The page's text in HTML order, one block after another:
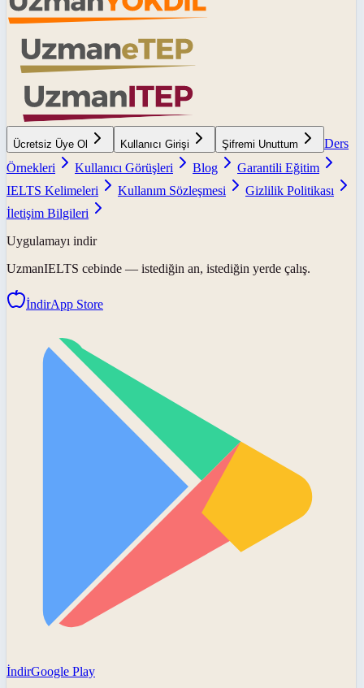
Ücretsiz Üye Ol Kullanıcı Girişi Şifremi Unuttum
Ders
Örnekleri
Kullanıcı Görüşleri Blog
Garantili Eğitim
IELTS Kelimeleri
Kullanım Sözleşmesi
Gizlilik Politikası
İletişim Bilgileri
Uygulamayı indir
UzmanIELTS cebinde — istediğin an, istediğin yerde çalış.
İndirApp Store
İndirGoogle Play